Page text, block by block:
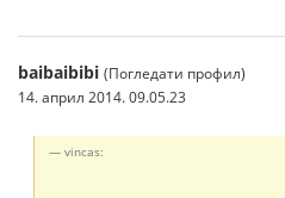
baibaibibi (Погледати профил)
14. април 2014. 09.05.23
vincas: